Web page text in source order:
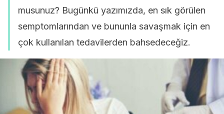
musunuz? Bugünkü yazımızda, en sık görülen
semptomlarından ve bununla savaşmak için en
çok kullanılan tedavilerden bahsedeceğiz.